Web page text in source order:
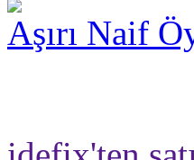
Aşırı Naif